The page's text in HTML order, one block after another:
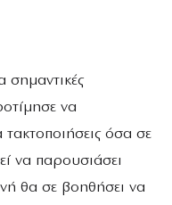
σημαντικές
να
τακτοποιήσεις όσα σε
να παρουσιάσει
θα σε βοηθήσει να